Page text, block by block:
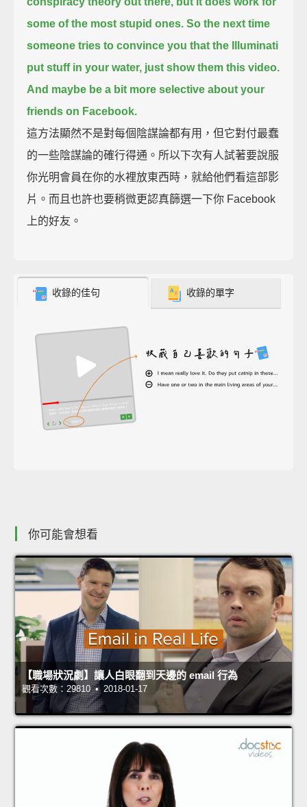
some of the most stupid ones. So the next time
someone tries to convince you that the Illuminati
put stuff in your water, just show them this video.
And maybe be a bit more selective about your
friends on Facebook.
這方法顯然不是對每個陰謀論都有用，但它對付最蠢
的一些陰謀論的確行得通。所以下次有人試著要說服
你光明會員在你的水裡放東西時，就給他們看這部影
片。而且也許也要稍微更認真篩選一下你 Facebook
上的好友。
收錄的佳句 收錄的單字
你可能會想看
【職場狀況劇】讓人白眼翻到天邊的 email 行為
觀看次數：29810 • 2018-01-17